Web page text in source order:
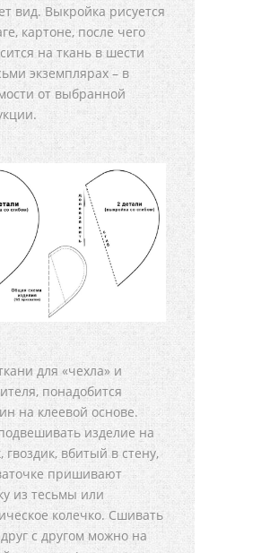
вид. Выкройка рисуется
картоне, после чего
на ткань в шести
экземплярах – в
от выбранной
для «чехла» и
понадобится
на клеевой основе.
изделие на
гвоздик, вбитый в стену,
пришивают
из тесьмы или
колечко. Сшивать
с другом можно на